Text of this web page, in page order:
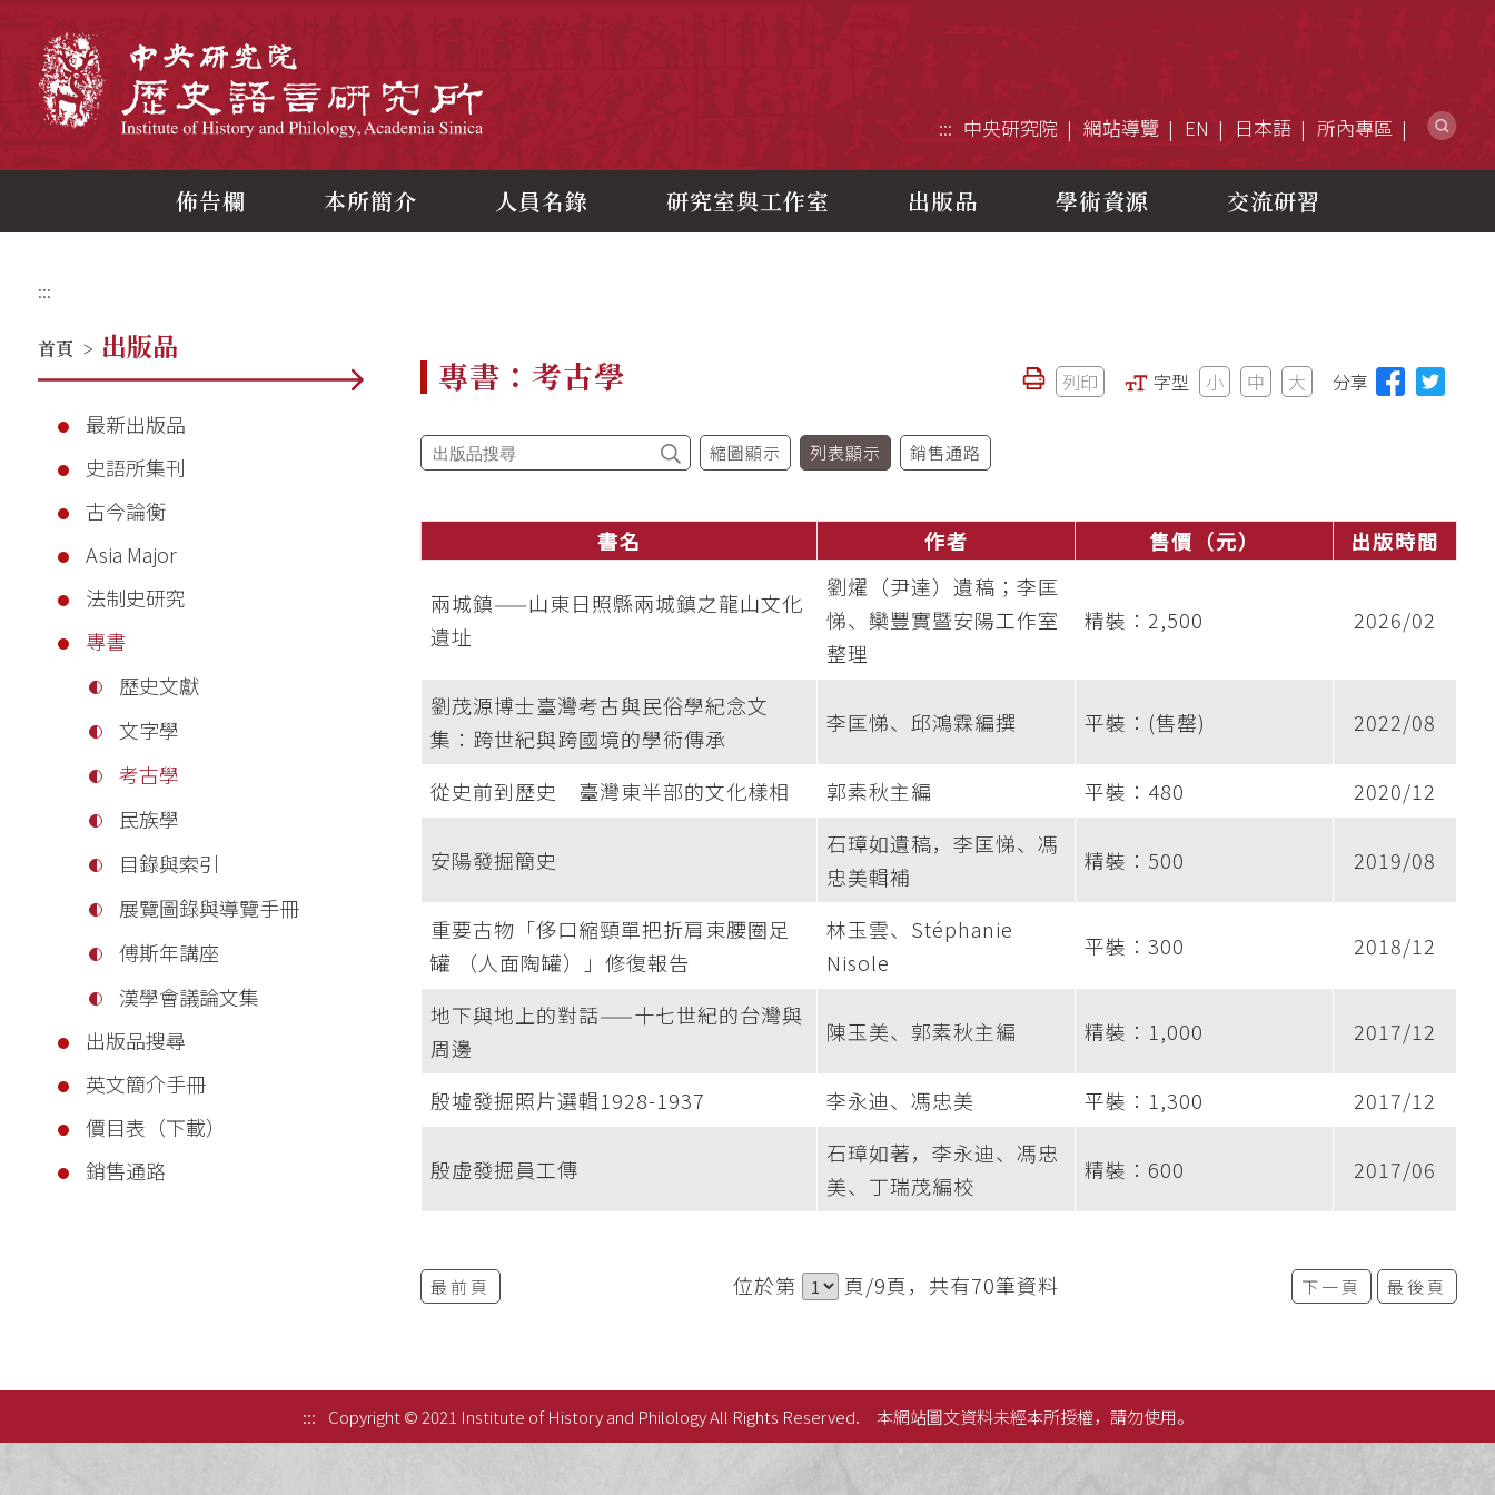
::: 中央研究院 網站導覽 EN 日本語 所內專區
佈告欄 本所簡介 人員名錄 研究室與工作室 出版品 學術資源 交流研習
:::
首頁 > 出版品
最新出版品
史語所集刊
古今論衡
Asia Major
法制史研究
專書
歷史文獻
文字學
考古學
民族學
目錄與索引
展覽圖錄與導覽手冊
傅斯年講座
漢學會議論文集
出版品搜尋
英文簡介手冊
價目表（下載）
銷售通路
專書：考古學 列印 字型 小 中 大 分享
縮圖顯示 列表顯示 銷售通路
書名 作者 售價（元） 出版時間
兩城鎮——山東日照縣兩城鎮之龍山文化
遺址
劉燿（尹達）遺稿；李匡
悌、欒豐實暨安陽工作室
整理
精裝：2,500 2026/02
劉茂源博士臺灣考古與民俗學紀念文
集：跨世紀與跨國境的學術傳承
李匡悌、邱鴻霖編撰 平裝：(售罄) 2022/08
從史前到歷史 臺灣東半部的文化樣相 郭素秋主編 平裝：480 2020/12
安陽發掘簡史
石璋如遺稿，李匡悌、馮
忠美輯補
精裝：500 2019/08
重要古物「侈口縮頸單把折肩束腰圈足
罐 （人面陶罐）」修復報告
林玉雲、Stéphanie
Nisole
平裝：300 2018/12
地下與地上的對話——十七世紀的台灣與
周邊
陳玉美、郭素秋主編 精裝：1,000 2017/12
殷墟發掘照片選輯1928-1937 李永迪、馮忠美 平裝：1,300 2017/12
殷虛發掘員工傳
石璋如著，李永迪、馮忠
美、丁瑞茂編校
精裝：600 2017/06
位於第 頁/9頁，共有70筆資料
最前頁 下一頁 最後頁
::: Copyright © 2021 Institute of History and Philology All Rights Reserved. 本網站圖文資料未經本所授權，請勿使用。